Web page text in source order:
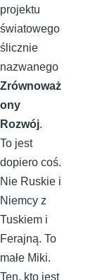
projektu
światowego
ślicznie
nazwanego
Zrównoważ
ony
Rozwój.
To jest
dopiero coś.
Nie Ruskie i
Niemcy z
Tuskiem i
Ferajną. To
małe Miki.
Ten, kto jest